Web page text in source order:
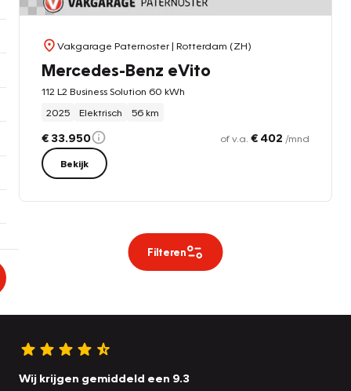
Vakgarage Paternoster| Rotterdam (ZH)
Mercedes-Benz eVito
112 L2 Business Solution 60 kWh
2025
Elektrisch 56 km
€ 33.950 of v.a. € 402 /mnd
Bekijk
Filteren
Wij krijgen gemiddeld een 9.3